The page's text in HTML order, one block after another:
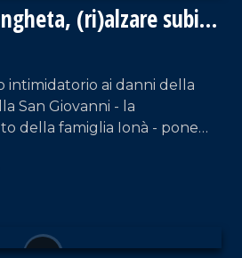
(ri)alzare subito
ai danni della
San Giovanni - la
della famiglia Ionà - pone
le azioni per dare una